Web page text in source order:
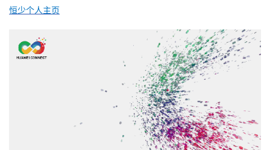
恒少个人主页